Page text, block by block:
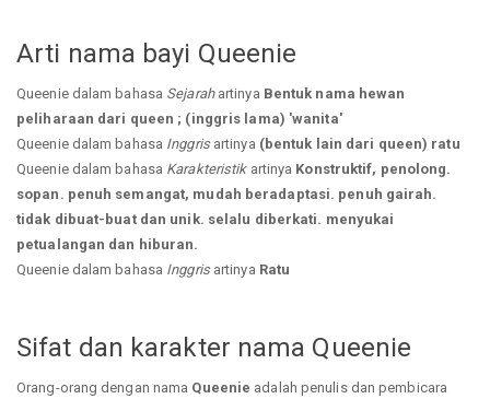
Arti nama bayi Queenie
Queenie dalam bahasa Sejarahartinya Bentuk nama hewan
peliharaan dari queen ; (inggris lama) 'wanita'
Queenie dalam bahasa Inggrisartinya (bentuk lain dari queen) ratu
Queenie dalam bahasa Karakteristikartinya Konstruktif, penolong.
sopan. penuh semangat, mudah beradaptasi. penuh gairah.
tidak dibuat-buat dan unik. selalu diberkati. menyukai
petualangan dan hiburan.
Queenie dalam bahasa Inggrisartinya Ratu
Sifat dan karakter nama Queenie
Orang-orang dengan nama Queenie adalah penulis dan pembicara